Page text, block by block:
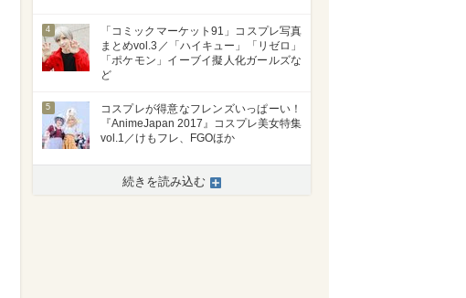
4
「コミックマーケット91」コスプレ写真
まとめvol.3／「ハイキュー」「リゼロ」
「ポケモン」イーブイ擬人化ガールズな
ど
5
コスプレが得意なフレンズいっぱーい！
『AnimeJapan 2017』コスプレ美女特集
vol.1／けもフレ、FGOほか
続きを読み込む